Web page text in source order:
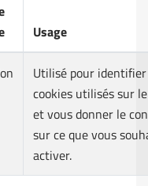
Usage
Utilisé pour
cookies utilisés sur
et vous donner le
sur ce que vous
activer.